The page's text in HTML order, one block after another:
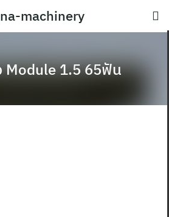
machinery
Module 1.5 65ฟัน